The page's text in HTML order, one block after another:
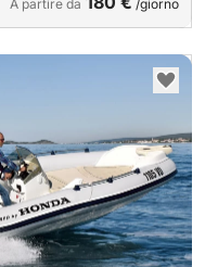
A partire da /giorno